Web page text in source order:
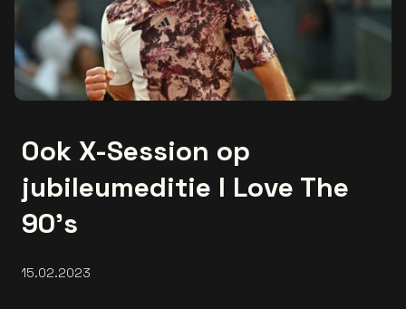
Ook X-Session op
jubileumeditie I Love The
90's
15.02.2023